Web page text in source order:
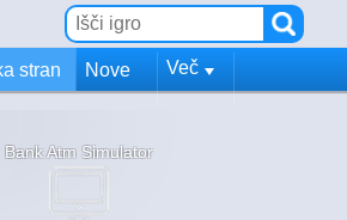
stran Nove Več
Bank Atm Simulator